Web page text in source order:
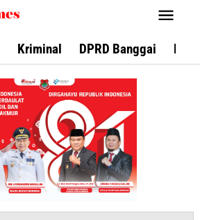
Kriminal DPRD Banggai